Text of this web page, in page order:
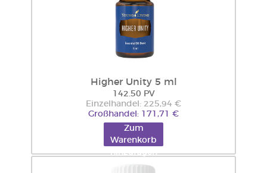
Higher Unity 5 ml
142.50 PV
Einzelhandel: 225,94 €
Großhandel: 171,71 €
Zum
Warenkorb
hinzufügen